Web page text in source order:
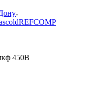
REFCOMP
450В